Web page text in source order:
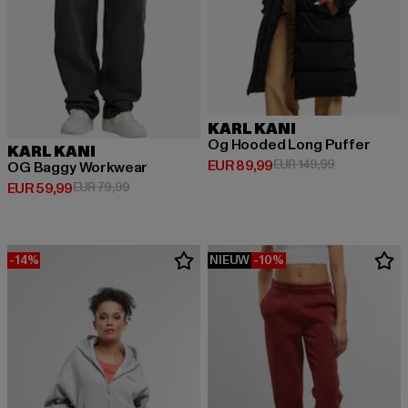
KARL KANI
OG Baggy Workwear
EUR 59,99
Huidige prijs: EUR 59,99
EUR 79,99Actieprijs: EUR 79,99
KARL KANI
Og Hooded Long Puffer
EUR 89,99
Huidige prijs: EUR 89,99
EUR 149,99Actieprijs:
-14% NIEUW -10%